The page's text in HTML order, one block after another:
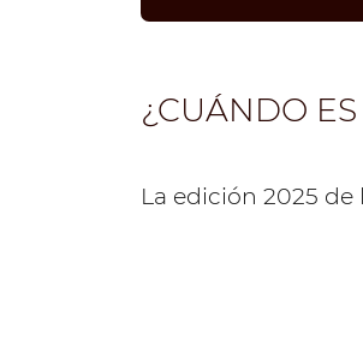
¿CUÁNDO
La edición 2025 de